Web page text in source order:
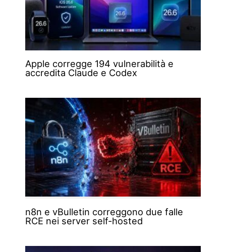
Apple corregge 194 vulnerabilità e
accredita Claude e Codex
n8n e vBulletin correggono due falle
RCE nei server self-hosted